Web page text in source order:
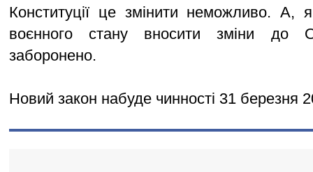
Конституції це змінити неможливо. А,
воєнного стану вносити зміни до
заборонено.
Новий закон набуде чинності 31 березня